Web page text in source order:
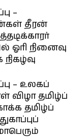
–
தீரன்
நினைவு
– உலகப்
விழா தமிழ்ப்
தமிழ்ப்